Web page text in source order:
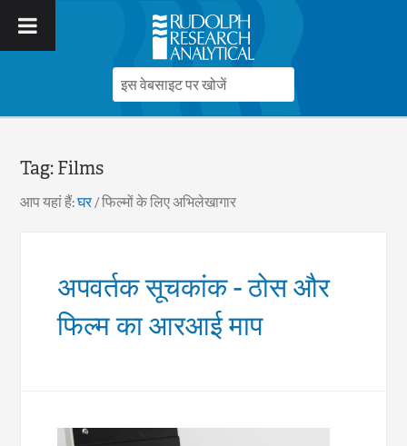
Tag:Films
आप यहां हैं:घर/फिल्मों के लिए अभिलेखागार
अपवर्तक सूचकांक - ठोस और
फिल्म का आरआई माप